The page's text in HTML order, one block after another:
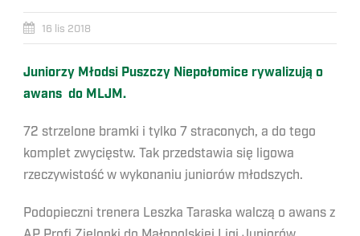
16 lis 2018
Juniorzy Młodsi Puszczy Niepołomice rywalizują o
awans do MLJM.
72 strzelone bramki i tylko 7 straconych, a do tego
komplet zwycięstw. Tak przedstawia się ligowa
rzeczywistość w wykonaniu juniorów młodszych.
Podopieczni trenera Leszka Taraska walczą o awans z